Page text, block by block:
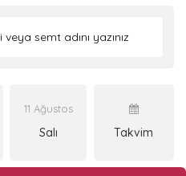
11 Ağustos
Salı Takvim